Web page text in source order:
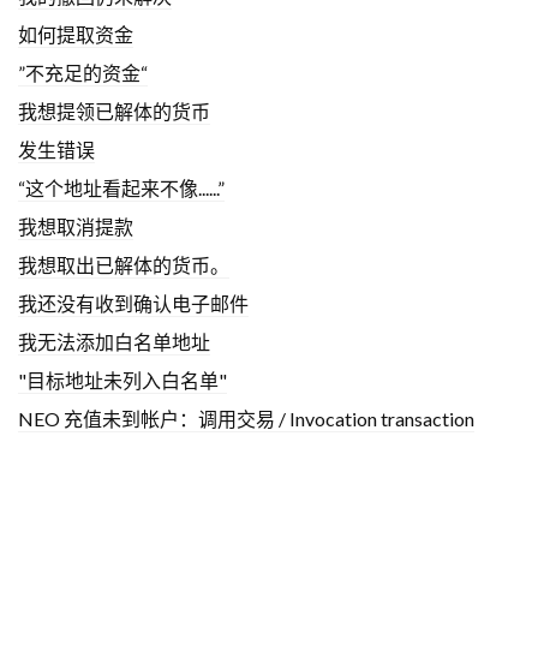
如何提取资金
”不充足的资金“
我想提领已解体的货币
发生错误
“这个地址看起来不像......”
我想取消提款
我想取出已解体的货币。
我还没有收到确认电子邮件
我无法添加白名单地址
"目标地址未列入白名单"
NEO 充值未到帐户：调用交易 / Invocation transaction